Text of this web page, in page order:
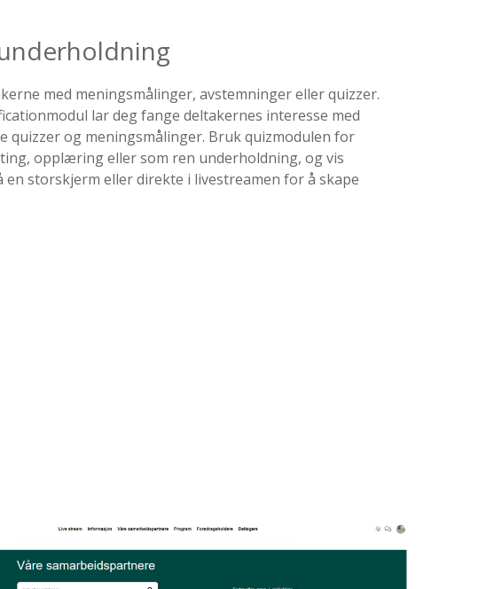
med meningsmålinger, avstemninger eller quizzer.
lar deg fange deltakernes interesse med
quizzer og meningsmålinger. Bruk quizmodulen for
opplæring eller som ren underholdning, og vis
en storskjerm eller direkte i livestreamen for å skape